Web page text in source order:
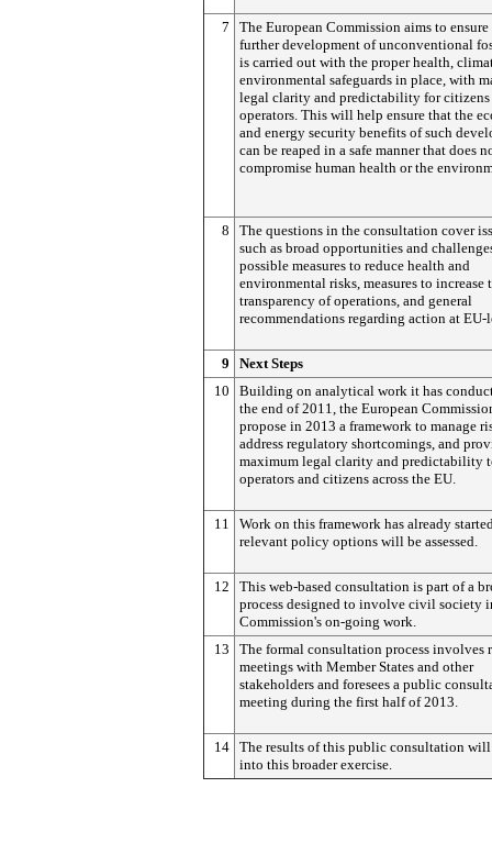
7
The European Commission aims to
further development of unconventional
is carried out with the proper health,
environmental safeguards in place, with
legal clarity and predictability for citizens
operators. This will help ensure that the
and energy security benefits of such
can be reaped in a safe manner that does
compromise human health or the
8
The questions in the consultation cover
such as broad opportunities and
possible measures to reduce health and
environmental risks, measures to increase
transparency of operations, and general
recommendations regarding action at EU-
9
Next Steps
10
Building on analytical work it has
the end of 2011, the European
propose in 2013 a framework to manage
address regulatory shortcomings, and
maximum legal clarity and predictability
operators and citizens across the EU.
11
Work on this framework has already
relevant policy options will be assessed.
12
This web-based consultation is part of a
process designed to involve civil society
Commission's on-going work.
13
The formal consultation process involves
meetings with Member States and other
stakeholders and foresees a public
meeting during the first half of 2013.
14 The results of this public consultation will
into this broader exercise.